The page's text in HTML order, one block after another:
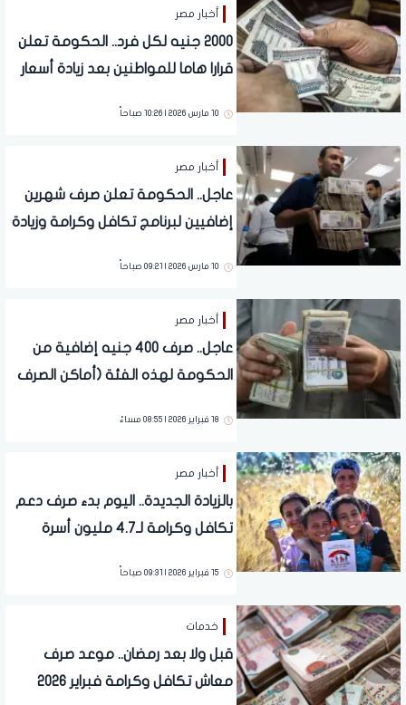
أخبار مصر
2000 جنيه لكل فرد.. الحكومة تعلن
قرارا هاما للمواطنين بعد زيادة أسعار
10 مارس 2026 | 10:26 صباحاً
أخبار مصر
عاجل.. الحكومة تعلن صرف شهرين
إضافيين لبرنامج تكافل وكرامة وزيادة
10 مارس 2026 | 09:21 صباحاً
أخبار مصر
عاجل.. صرف 400 جنيه إضافية من
الحكومة لهذه الفئة (أماكن الصرف
18 فبراير 2026 | 08:55 مساءً
أخبار مصر
بالزيادة الجديدة.. اليوم بدء صرف دعم
تكافل وكرامة لـ4.7 مليون أسرة
15 فبراير 2026 | 09:31 صباحاً
خدمات
قبل ولا بعد رمضان.. موعد صرف
معاش تكافل وكرامة فبراير 2026